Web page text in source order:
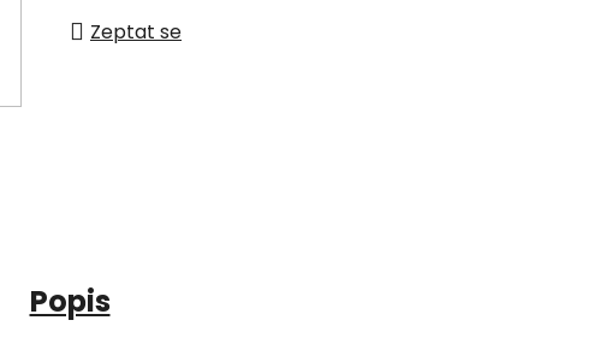
Zeptat se
Popis